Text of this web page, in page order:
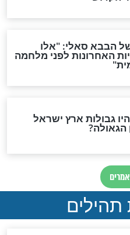
וביטול